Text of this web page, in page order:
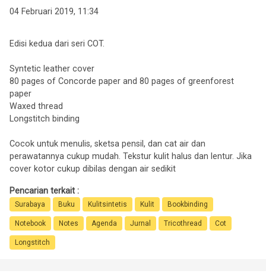
04 Februari 2019, 11:34
Edisi kedua dari seri COT.
Syntetic leather cover
80 pages of Concorde paper and 80 pages of greenforest
paper
Waxed thread
Longstitch binding
Cocok untuk menulis, sketsa pensil, dan cat air dan
perawatannya cukup mudah. Tekstur kulit halus dan lentur. Jika
cover kotor cukup dibilas dengan air sedikit
Pencarian terkait :
Surabaya Buku Kulitsintetis Kulit Bookbinding
Notebook Notes Agenda Jurnal Tricothread Cot
Longstitch